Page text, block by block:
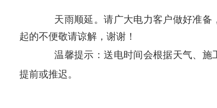
天雨顺延。请广大电力客户做好准备
起的不便敬请谅解，谢谢！
温馨提示：送电时间会根据天气、施
提前或推迟。